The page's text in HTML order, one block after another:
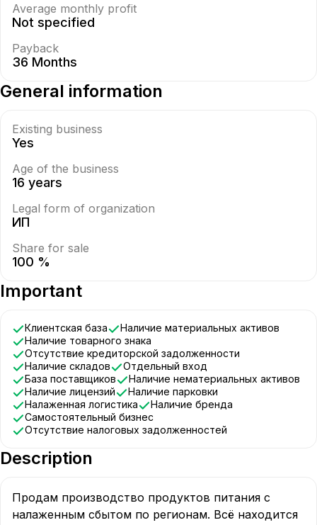
Average monthly profit
Not specified
Payback
36 Months
General information
Existing business
Yes
Age of the business
16 years
Legal form of organization
ИП
Share for sale
100 %
Important
Клиентская база
Наличие материальных активов
Наличие товарного знака
Отсутствие кредиторской задолженности
Наличие складов
Отдельный вход
База поставщиков
Наличие нематериальных активов
Наличие лицензий
Наличие парковки
Налаженная логистика
Наличие бренда
Самостоятельный бизнес
Отсутствие налоговых задолженностей
Description
Продам производство продуктов питания с
налаженным сбытом по регионам. Всё находится